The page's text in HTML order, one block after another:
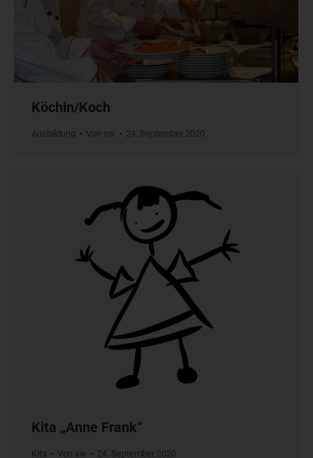
Köchin/Koch
Ausbildung Von sw 24. September 2020
Kita „Anne Frank“
Kita Von sw 24. September 2020